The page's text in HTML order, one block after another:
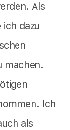
Als
ich dazu
machen.
Ich
als